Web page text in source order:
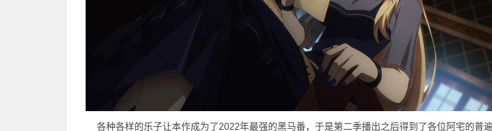
各种各样的乐子让本作成为了2022年最强的黑马番，于是第二季播出之后得到了各位阿宅的普